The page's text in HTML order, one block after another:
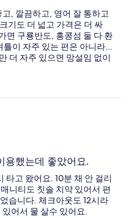
, 깔끔하고, 영어 잘 통하고
기도 더 넓고 가격은 더 싸
면 구룡반도, 홍콩섬 둘 다 환
이 자주 있는 편은 아니라...
더 자주 있으면 망설임 없이
면 시간 텀이 길다는 것, 이
용했는데 좋았어요.
타고 왔어요. 10분 채 안 걸리
니티도 칫솔 치약 있어서 편
습니다. 체크아웃도 12시라
있어서 물 살수 있어요.